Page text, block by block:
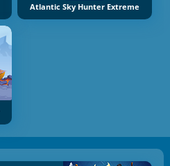
Atlantic Sky Hunter Extreme